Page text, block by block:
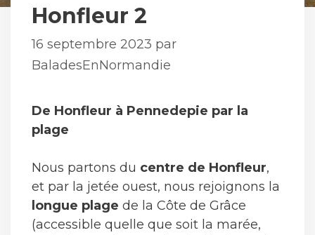
Honfleur 2
16 septembre 2023 par
BaladesEnNormandie
De Honfleur à Pennedepie par la
plage
Nous partons du centre de Honfleur,
et par la jetée ouest, nous rejoignons la
longue plage de la Côte de Grâce
(accessible quelle que soit la marée,